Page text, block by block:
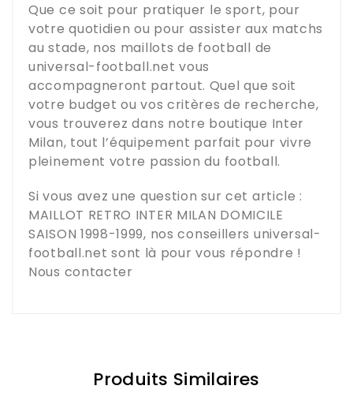
Que ce soit pour pratiquer le sport, pour
votre quotidien ou pour assister aux matchs
au stade, nos maillots de football de
universal-football.net vous
accompagneront partout. Quel que soit
votre budget ou vos critères de recherche,
vous trouverez dans notre boutique Inter
Milan, tout l’équipement parfait pour vivre
pleinement votre passion du football.
Si vous avez une question sur cet article :
MAILLOT RETRO INTER MILAN DOMICILE
SAISON 1998-1999, nos conseillers universal-
football.net sont là pour vous répondre !
Nous contacter
Produits Similaires